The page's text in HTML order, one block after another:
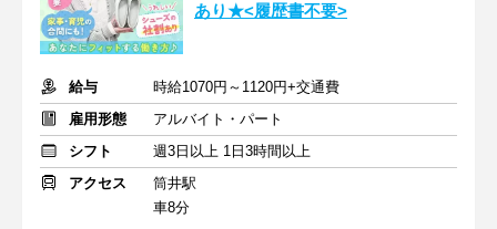
あり★<履歴書不要>
給与
時給1070円～1120円+交通費
雇用形態
アルバイト・パート
シフト
週3日以上 1日3時間以上
アクセス
筒井駅
車8分